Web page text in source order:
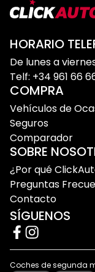
HORARIO
De lunes a
Telf: +34 961 66
COMPRA
Vehículos de
Seguros
Comparador
SOBRE
¿Por qué
Preguntas
Contacto
SÍGUENOS
Coches de segunda